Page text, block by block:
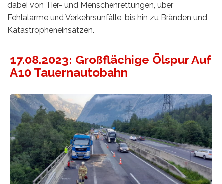
dabei von Tier- und Menschenrettungen, über
Fehlalarme und Verkehrsunfälle, bis hin zu Bränden und
Katastropheneinsätzen.
17.08.2023: Großflächige Ölspur Auf
A10 Tauernautobahn